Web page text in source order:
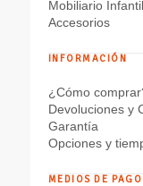
Mobiliario Infantil
Accesorios
INFORMACIÓN
¿Cómo
Devoluciones y
Garantía
Opciones y
MEDIOS DE PAGO